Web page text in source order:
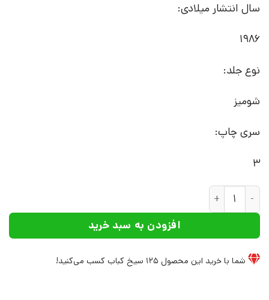
سال انتشار میلادی:
1986
نوع جلد:
شومیز
سری چاپ:
3
کتاب یکشنبه های اوت | انتشارات نشر چشمه عدد
افزودن به سبد خرید
شما با خرید این محصول 125 سیخ کباب کسب می‌کنید!